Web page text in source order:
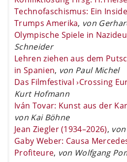
Technofaschismus: Ein
Trumps Amerika, von
Olympische Spiele in
Schneider
Lehren ziehen aus dem
in Spanien, von Paul Michel
Das Filmfestival ›Crossing
Kurt Hofmann
Iván Tovar: Kunst aus der
von Kai Böhne
Jean Ziegler (1934–2026),
Gaby Weber: Causa
Profiteure, von Wolfgang